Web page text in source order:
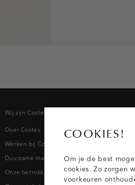
Wij zijn Costes
Over Costes
Werken bij Costes
Duurzame materialen
Onze betrokkenheid
COOKIES!
Om je de best
cookies. Zo zorgen
voorkeuren